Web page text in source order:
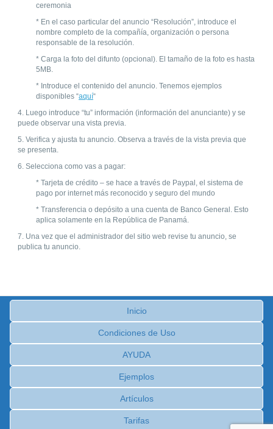
ceremonia
* En el caso particular del anuncio “Resolución”, introduce el
nombre completo de la compañía, organización o persona
responsable de la resolución.
* Carga la foto del difunto (opcional). El tamaño de la foto es hasta
5MB.
* Introduce el contenido del anuncio. Tenemos ejemplos
disponibles “aquí“
4. Luego introduce “tu” información (información del anunciante) y se
puede observar una vista previa.
5. Verifica y ajusta tu anuncio. Observa a través de la vista previa que
se presenta.
6. Selecciona como vas a pagar:
* Tarjeta de crédito – se hace a través de Paypal, el sistema de
pago por internet más reconocido y seguro del mundo
* Transferencia o depósito a una cuenta de Banco General. Esto
aplica solamente en la República de Panamá.
7. Una vez que el administrador del sitio web revise tu anuncio, se
publica tu anuncio.
Inicio
Condiciones de Uso
AYUDA
Ejemplos
Artículos
Tarifas